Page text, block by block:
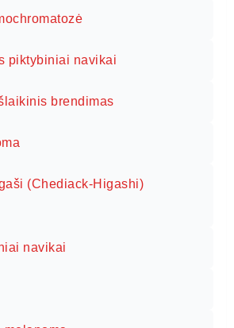
piktybiniai navikai
brendimas
(Chediack-Higashi)
navikai